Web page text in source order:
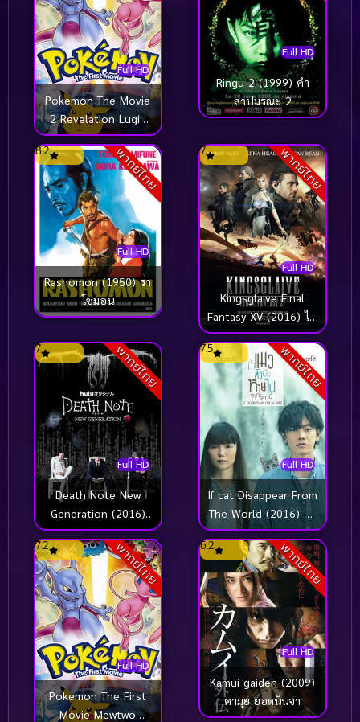
Full HD
Pokemon The Movie
2 Revelation Lugia
(1999) โปเกมอน เดอะ
มูฟวี่ ตอน ลูเกีย จ้าว
แห่งทะเลลึก
Full HD
Ringu 2 (1999) คำ
สาปมรณะ 2
พากย์ไทย
Full HD
8.2
Rashomon (1950) รา
โชมอน
พากย์ไทย
Full HD
7
Kingsglaive Final
Fantasy XV (2016) ไฟ
นอล แฟนตาซี 15
สงครามแห่งราชันย์
พากย์ไทย
Full HD
7
Death Note New
Generation (2016)
ปฐมบท สมุดมรณะ [ซับ
ไทย]
พากย์ไทย
Full HD
7.5
If cat Disappear From
The World (2016) ถ้า
แมวตัวนั้นหายไปจาก
โลกนี้
พากย์ไทย
Full HD
7.2
Pokemon The First
Movie Mewtwo
พากย์ไทย
Full HD
6.2
Kamui gaiden (2009)
คามุย ยอดนินจา